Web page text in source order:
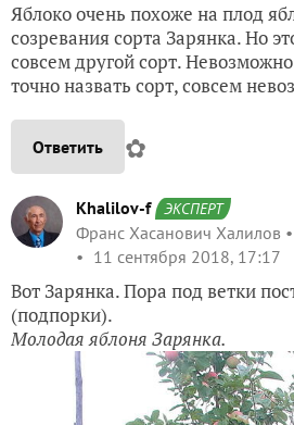
Яблоко очень похоже на плод
созревания сорта Зарянка. Но
совсем другой сорт.
точно назвать сорт, совсем
Ответить ✿
Khalilov-f ЭКСПЕРТ
Франс Хасанович Халилов
11 сентября 2018, 17:17
Вот Зарянка. Пора под ветки
(подпорки).
Молодая яблоня Зарянка.